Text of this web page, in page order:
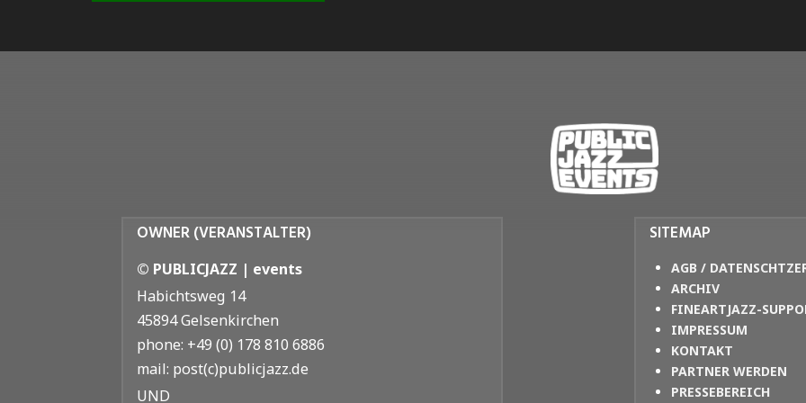
OWNER (VERANSTALTER)
© PUBLICJAZZ | events
Habichtsweg 14
45894 Gelsenkirchen
phone: +49 (0) 178 810 6886
mail: post(c)publicjazz.de
UND
SITEMAP
AGB /
ARCHIV
FINEARTJAZZ-
IMPRESSUM
KONTAKT
PARTNER WERDEN
PRESSEBEREICH